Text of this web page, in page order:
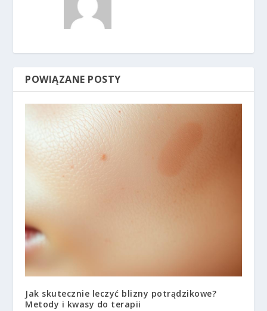
POWIĄZANE POSTY
Jak skutecznie leczyć blizny potrądzikowe?
Metody i kwasy do terapii